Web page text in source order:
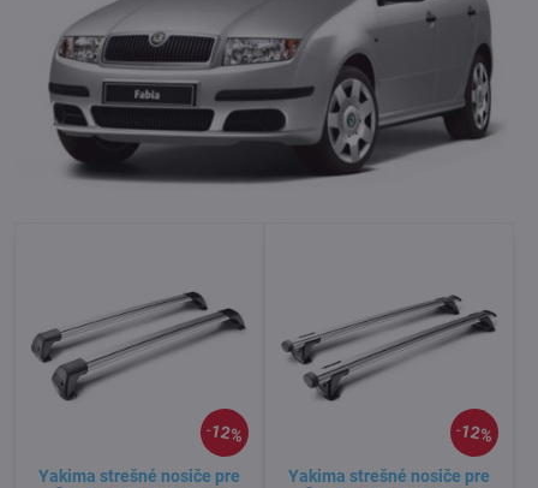
12%
Yakima strešné nosiče pre
12%
Yakima strešné nosiče pre